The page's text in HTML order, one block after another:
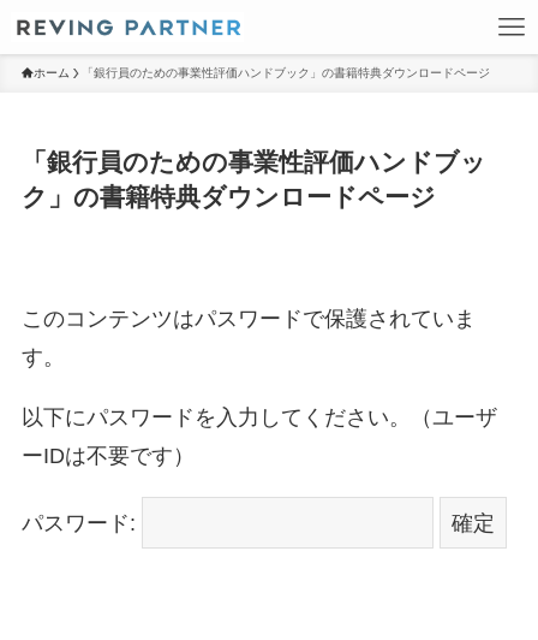
ホーム 「銀行員のための事業性評価ハンドブック」の書籍特典ダウンロードページ
「銀行員のための事業性評価ハンドブッ
ク」の書籍特典ダウンロードページ
このコンテンツはパスワードで保護されていま
す。
以下にパスワードを入力してください。（ユーザ
ーIDは不要です）
パスワード: